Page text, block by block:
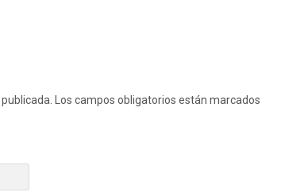
Los campos obligatorios están marcados